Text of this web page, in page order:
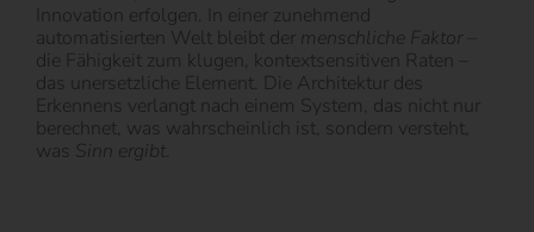
Innovation erfolgen. In einer zunehmend
automatisierten Welt bleibt der menschliche Faktor
die Fähigkeit zum klugen, kontextsensitiven Raten –
das unersetzliche Element. Die Architektur des
Erkennens verlangt nach einem System, das nicht nur
berechnet, was wahrscheinlich ist, sondern versteht,
was Sinn ergibt.